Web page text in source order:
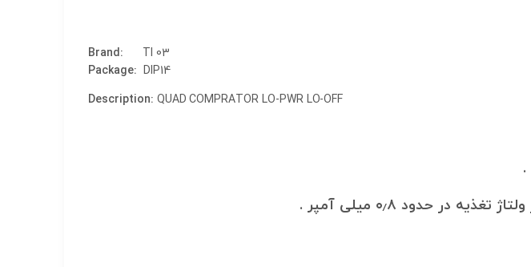
Brand:
TI 03
Package: DIP14
Description: QUAD COMPRATOR LO-PWR LO-OFF
ولتاژ تغذیه در حدود ۰٫۸ میلی آمپر .